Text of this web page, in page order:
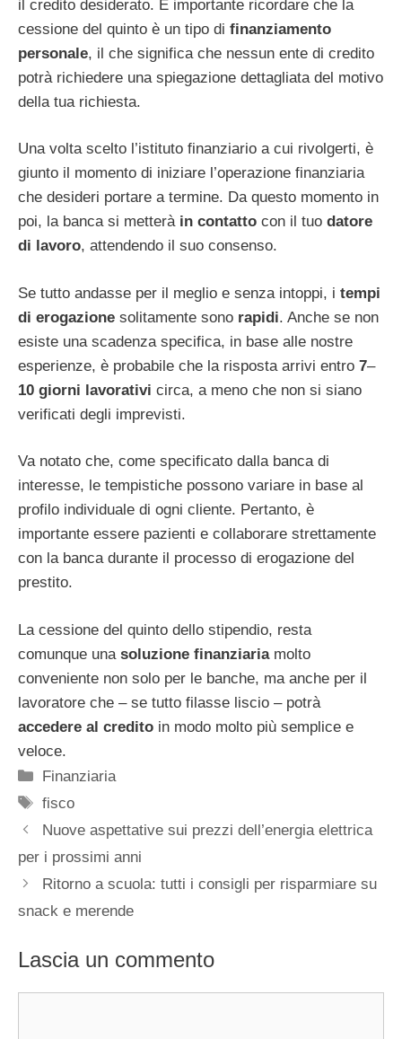
il credito desiderato. È importante ricordare che la
cessione del quinto è un tipo di finanziamento
personale, il che significa che nessun ente di credito
potrà richiedere una spiegazione dettagliata del motivo
della tua richiesta.
Una volta scelto l’istituto finanziario a cui rivolgerti, è
giunto il momento di iniziare l’operazione finanziaria
che desideri portare a termine. Da questo momento in
poi, la banca si metterà in contatto con il tuo datore
di lavoro, attendendo il suo consenso.
Se tutto andasse per il meglio e senza intoppi, i tempi
di erogazione solitamente sono rapidi. Anche se non
esiste una scadenza specifica, in base alle nostre
esperienze, è probabile che la risposta arrivi entro 7–
10 giorni lavorativi circa, a meno che non si siano
verificati degli imprevisti.
Va notato che, come specificato dalla banca di
interesse, le tempistiche possono variare in base al
profilo individuale di ogni cliente. Pertanto, è
importante essere pazienti e collaborare strettamente
con la banca durante il processo di erogazione del
prestito.
La cessione del quinto dello stipendio, resta
comunque una soluzione finanziariamolto
conveniente non solo per le banche, ma anche per il
lavoratore che – se tutto filasse liscio – potrà
accedere al credito in modo molto più semplice e
veloce.
Categorie
Finanziaria
Tag
fisco
Nuove aspettative sui prezzi dell’energia elettrica
per i prossimi anni
Ritorno a scuola: tutti i consigli per risparmiare su
snack e merende
Lascia un commento